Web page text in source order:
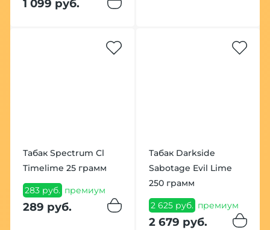
1 099 руб.
Табак Spectrum Cl
Timelime 25 грамм
283 руб. премиум
289 руб.
Табак Darkside
Sabotage Evil Lime
250 грамм
2 625 руб. премиум
2 679 руб.